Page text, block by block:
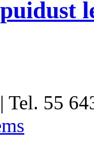
Tel. 55